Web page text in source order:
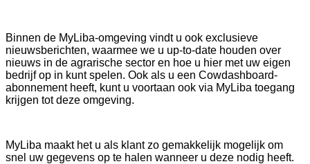
Binnen de MyLiba-omgeving vindt u ook exclusieve
nieuwsberichten, waarmee we u up-to-date houden over
nieuws in de agrarische sector en hoe u hier met uw eigen
bedrijf op in kunt spelen. Ook als u een Cowdashboard-
abonnement heeft, kunt u voortaan ook via MyLiba toegang
krijgen tot deze omgeving.
MyLiba maakt het u als klant zo gemakkelijk mogelijk om
snel uw gegevens op te halen wanneer u deze nodig heeft.